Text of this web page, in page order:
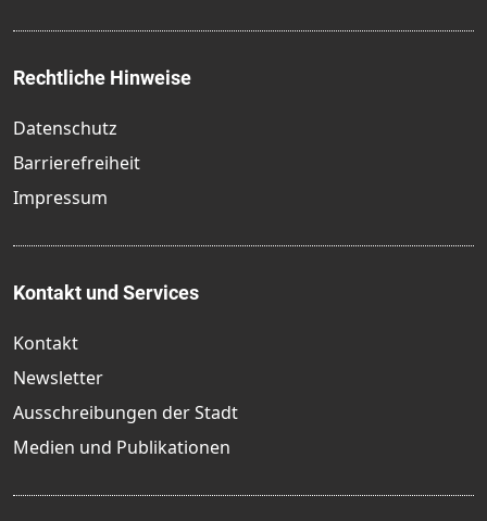
Rechtliche Hinweise
Datenschutz
Barrierefreiheit
Impressum
Kontakt und Services
Kontakt
Newsletter
Ausschreibungen der Stadt
Medien und Publikationen